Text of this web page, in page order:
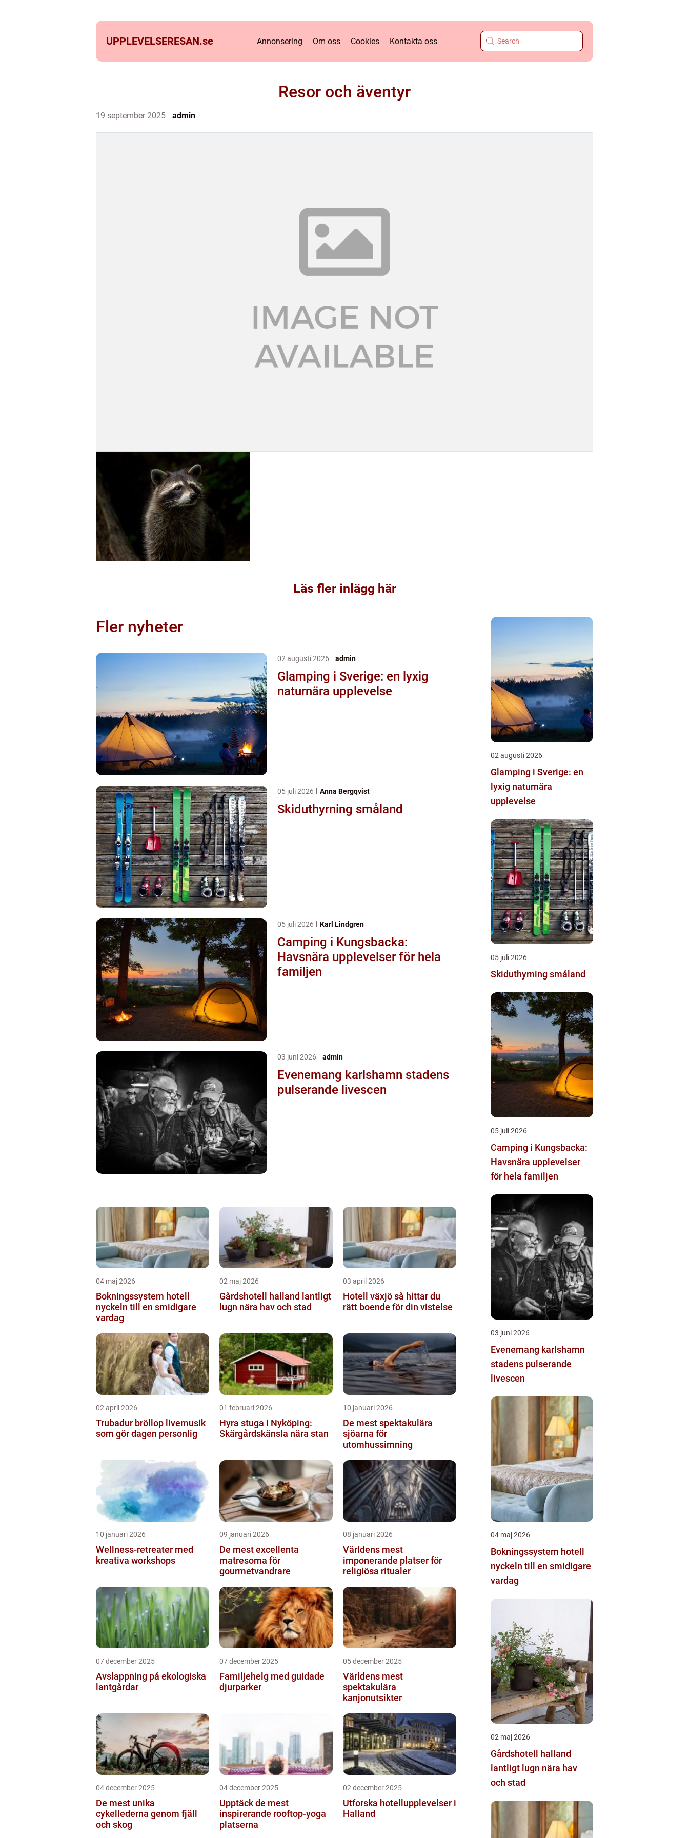
UPPLEVELSERESAN.se Annonsering Om oss Cookies Kontakta oss
Resor och äventyr
19 september 2025 admin
Läs fler inlägg här
Fler nyheter
02 augusti 2026 admin
Glamping i Sverige: en lyxig
naturnära upplevelse
05 juli 2026 Anna Bergqvist
Skiduthyrning småland
05 juli 2026 Karl Lindgren
Camping i Kungsbacka:
Havsnära upplevelser för hela
familjen
03 juni 2026 admin
Evenemang karlshamn stadens
pulserande livescen
04 maj 2026
Bokningssystem hotell
nyckeln till en smidigare
vardag
02 maj 2026
Gårdshotell halland lantligt
lugn nära hav och stad
03 april 2026
Hotell växjö så hittar du
rätt boende för din vistelse
02 april 2026
Trubadur bröllop livemusik
som gör dagen personlig
01 februari 2026
Hyra stuga i Nyköping:
Skärgårdskänsla nära stan
10 januari 2026
De mest spektakulära
sjöarna för
utomhussimning
10 januari 2026
Wellness-retreater med
kreativa workshops
09 januari 2026
De mest excellenta
matresorna för
gourmetvandrare
08 januari 2026
Världens mest
imponerande platser för
religiösa ritualer
07 december 2025
Avslappning på ekologiska
lantgårdar
07 december 2025
Familjehelg med guidade
djurparker
05 december 2025
Världens mest
spektakulära
kanjonutsikter
04 december 2025
De mest unika
cykellederna genom fjäll
och skog
04 december 2025
Upptäck de mest
inspirerande rooftop-yoga
platserna
02 december 2025
Utforska hotellupplevelser i
Halland
02 augusti 2026
Glamping i Sverige: en
lyxig naturnära
upplevelse
05 juli 2026
Skiduthyrning småland
05 juli 2026
Camping i Kungsbacka:
Havsnära upplevelser
för hela familjen
03 juni 2026
Evenemang karlshamn
stadens pulserande
livescen
04 maj 2026
Bokningssystem hotell
nyckeln till en smidigare
vardag
02 maj 2026
Gårdshotell halland
lantligt lugn nära hav
och stad